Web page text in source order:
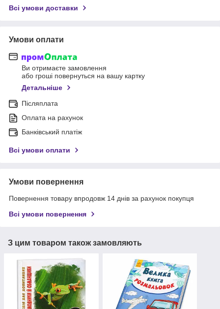
Всі умови доставки
Умови оплати
Ви отримаєте замовлення
або гроші повернуться на вашу картку
Детальніше
Післяплата
Оплата на рахунок
Банківський платіж
Всі умови оплати
Умови повернення
Повернення товару впродовж 14 днів за рахунок покупця
Всі умови повернення
З цим товаром також замовляють